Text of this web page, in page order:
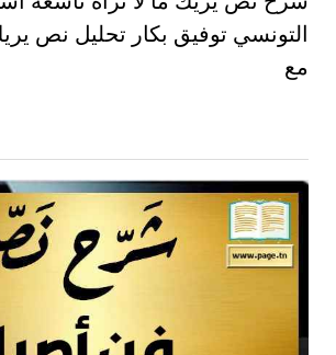
التونسي توفيق بكار تحليل نص
مع